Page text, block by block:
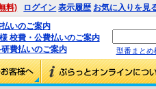
料) ログイン 表示履歴 お気に入りを見
いのご案内
校費・公費払いのご案内
費払いのご案内
型番まとめ